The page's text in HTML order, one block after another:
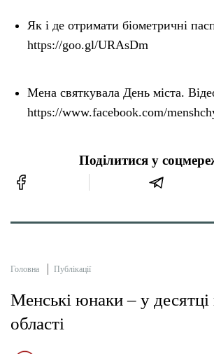
Як і де отримати біометричні
https://goo.gl/URAsDm
Мена святкувала День міста.
https://www.facebook.com/
Поділитися у
Головна Публікації
Менські юнаки – у десятці
області